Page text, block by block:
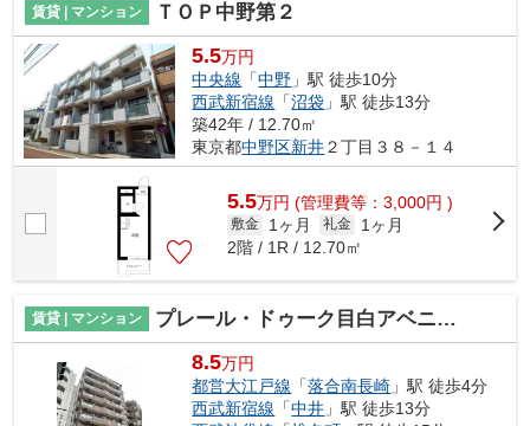
賃貸 | マンション ＴＯＰ中野第２
5.5万円
中央線 「中野 」駅 徒歩10分
西武新宿線 「沼袋 」駅 徒歩13分
築42年 / 12.70㎡
東京都中野区新井２丁目３８－１４
5.5万円 (管理費等：3,000円 )
敷金 1ヶ月 礼金
1ヶ月
2階 / 1R / 12.70㎡
賃貸 | マンション プレール・ドゥーク目白アベニュー
8.5万円
都営大江戸線 「落合南長崎 」駅 徒歩4分
西武新宿線 「中井 」駅 徒歩13分